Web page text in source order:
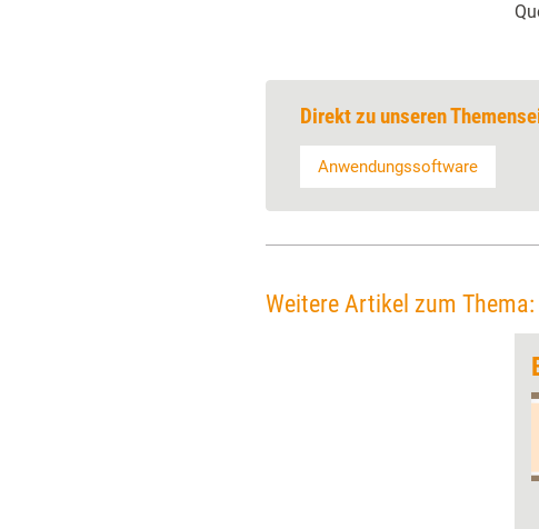
Direkt zu unseren
Anwendungssoftware
Weitere Artikel zum Thema: